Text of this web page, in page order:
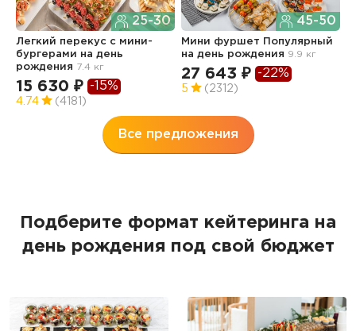
25-30
Легкий перекус c мини-
бургерами на день
рождения 7.4 кг
15 630 ₽ -15%
4.74 (4181)
45-50
Мини фуршет Популярный
на день рождения 9.9 кг
27 643 ₽ -22%
5 (2312)
Все предложения
Подберите формат кейтеринга на
день рождения под свой бюджет